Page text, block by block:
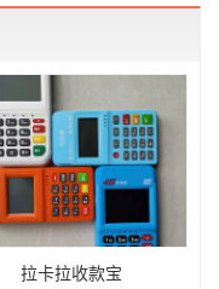
拉卡拉收款宝